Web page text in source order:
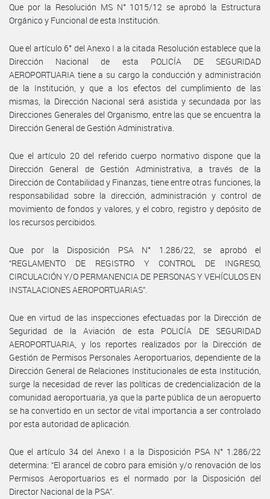
Que por la Resolución MS N° 1015/12 se aprobó la Estructura
Orgánico y Funcional de esta Institución.
Que el artículo 6° del Anexo I a la citada Resolución establece que la
Dirección Nacional de esta POLICÍA DE SEGURIDAD
AEROPORTUARIA tiene a su cargo la conducción y administración
de la Institución, y que a los efectos del cumplimiento de las
mismas, la Dirección Nacional será asistida y secundada por las
Direcciones Generales del Organismo, entre las que se encuentra la
Dirección General de Gestión Administrativa.
Que el artículo 20 del referido cuerpo normativo dispone que la
Dirección General de Gestión Administrativa, a través de la
Dirección de Contabilidad y Finanzas, tiene entre otras funciones, la
responsabilidad sobre la dirección, administración y control de
movimiento de fondos y valores, y el cobro, registro y depósito de
los recursos percibidos.
Que por la Disposición PSA N° 1.286/22, se aprobó el
“REGLAMENTO DE REGISTRO Y CONTROL DE INGRESO,
CIRCULACIÓN Y/O PERMANENCIA DE PERSONAS Y VEHÍCULOS EN
INSTALACIONES AEROPORTUARIAS”.
Que en virtud de las inspecciones efectuadas por la Dirección de
Seguridad de la Aviación de esta POLICÍA DE SEGURIDAD
AEROPORTUARIA, y los reportes realizados por la Dirección de
Gestión de Permisos Personales Aeroportuarios, dependiente de la
Dirección General de Relaciones Institucionales de esta Institución,
surge la necesidad de rever las políticas de credencialización de la
comunidad aeroportuaria, ya que la parte pública de un aeropuerto
se ha convertido en un sector de vital importancia a ser controlado
por esta autoridad de aplicación.
Que el artículo 34 del Anexo I a la Disposición PSA N° 1.286/22
determina: “El arancel de cobro para emisión y/o renovación de los
Permisos Aeroportuarios es el normado por la Disposición del
Director Nacional de la PSA”.